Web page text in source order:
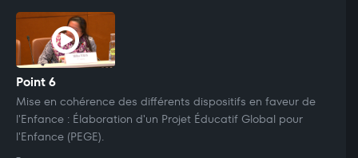
Point 6
Mise en cohérence des différents dispositifs en faveur de
l'Enfance : Élaboration d'un Projet Éducatif Global pour
l'Enfance (PEGE).